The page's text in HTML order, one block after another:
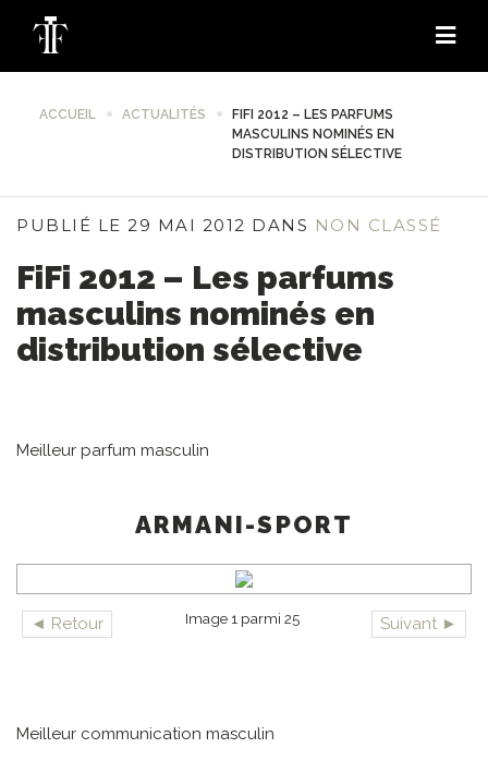
ACCUEIL ACTUALITÉS
FIFI 2012 – LES PARFUMS
MASCULINS NOMINÉS EN
DISTRIBUTION SÉLECTIVE
PUBLIÉ LE 29 MAI 2012 DANS NON CLASSÉ
FiFi 2012 – Les parfums
masculins nominés en
distribution sélective
Meilleur parfum masculin
ARMANI-SPORT
◄ Retour Suivant ►
Image 1 parmi 25
Meilleur communication masculin